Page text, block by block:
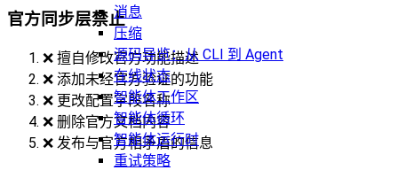
消息
压缩
源码导览：从 CLI 到 Agent
在线状态
智能体工作区
智能体循环
智能体运行时
重试策略
官方同步层禁止
❌ 擅自修改官方功能描述
❌ 添加未经官方验证的功能
❌ 更改配置字段名称
❌ 删除官方文档内容
❌ 发布与官方相矛盾的信息